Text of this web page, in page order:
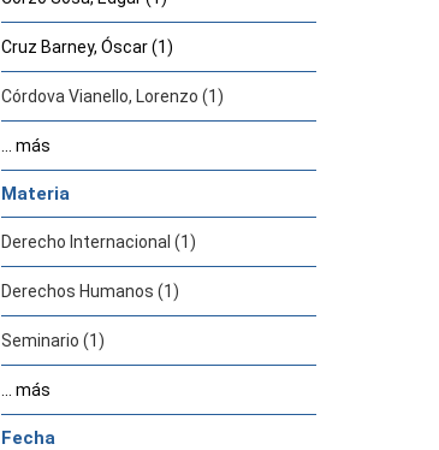
Cruz Barney, Óscar (1)
Córdova Vianello, Lorenzo (1)
... más
Materia
Derecho Internacional (1)
Derechos Humanos (1)
Seminario (1)
... más
Fecha